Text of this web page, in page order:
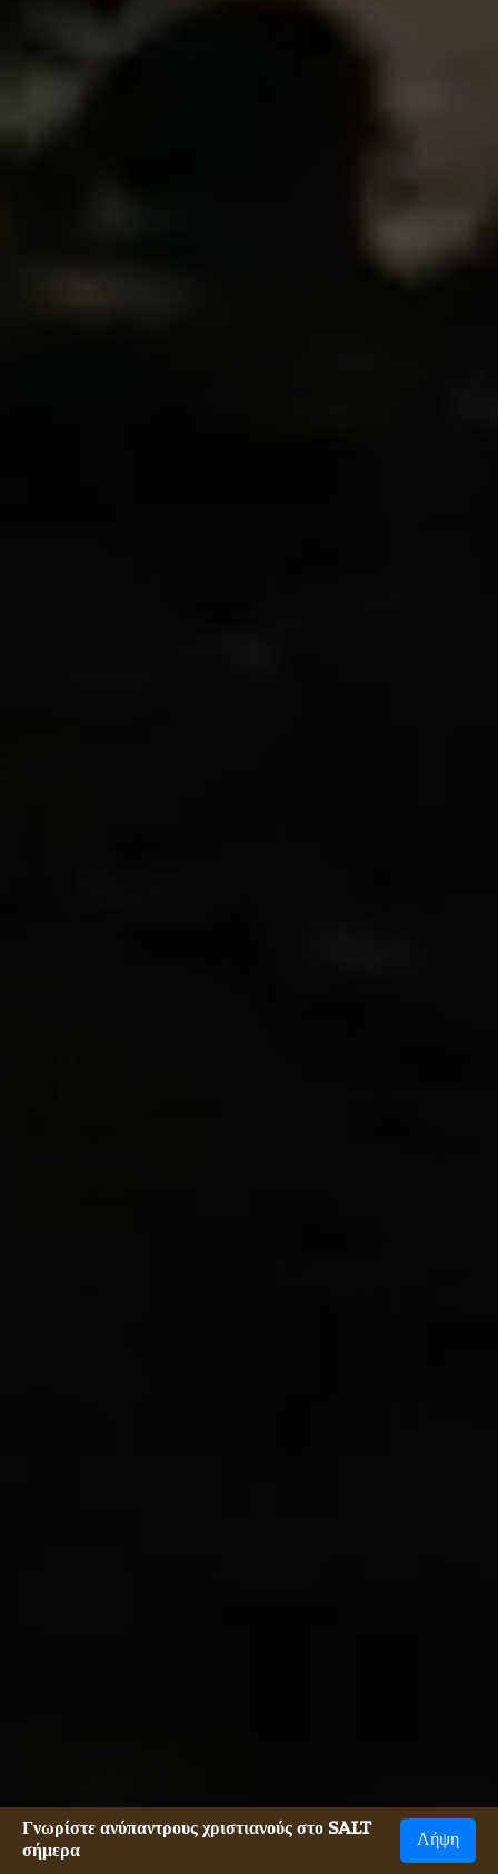
Γνωρίστε ανύπαντρους χριστιανούς στο SALT
σήμερα
Λήψη